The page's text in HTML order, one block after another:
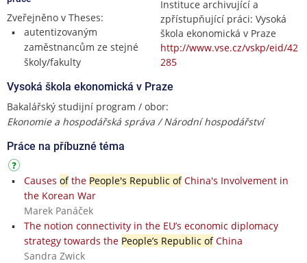
Zveřejněno v Theses:
autentizovaným
zaměstnancům ze stejné
školy/fakulty
Instituce archivující a
zpřístupňující práci: Vysoká
škola ekonomická v Praze
http://www.vse.cz/vskp/eid/42
285
Vysoká škola ekonomická v Praze
Bakalářský studijní program / obor:
Ekonomie a hospodářská správa / Národní hospodářství
Práce na příbuzné téma
Causes ofthe People's Republic ofChina's Involvement in
the Korean War
Marek Panáček
The notion connectivity in the EU’s economic diplomacy
strategy towards the People’s Republic ofChina
Sandra Zwick